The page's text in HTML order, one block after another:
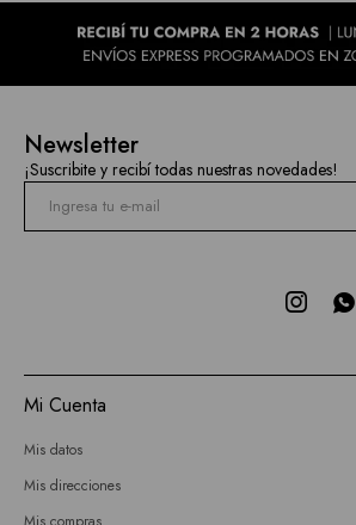
Newsletter
¡Suscribite y recibí todas nuestras novedades!
 
Mi Cuenta
Mis datos
Mis direcciones